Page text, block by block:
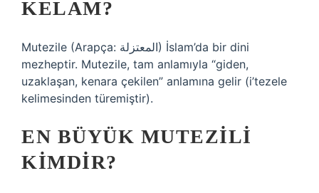
KELAM?
Mutezile (Arapça: المعتزلة) İslam’da bir dini
mezheptir. Mutezile, tam anlamıyla “giden,
uzaklaşan, kenara çekilen” anlamına gelir (i’tezele
kelimesinden türemiştir).
EN BÜYÜK MUTEZILI
KIMDIR?